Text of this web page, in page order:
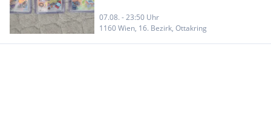
07.08. - 23:50 Uhr
1160 Wien, 16. Bezirk, Ottakring